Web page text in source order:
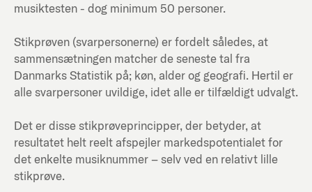
musiktesten - dog minimum 50 personer.
Stikprøven (svarpersonerne) er fordelt således, at
sammensætningen matcher de seneste tal fra
Danmarks Statistik på; køn, alder og geografi. Hertil er
alle svarpersoner uvildige, idet alle er tilfældigt udvalgt.
Det er disse stikprøveprincipper, der betyder, at
resultatet helt reelt afspejler markedspotentialet for
det enkelte musiknummer – selv ved en relativt lille
stikprøve.